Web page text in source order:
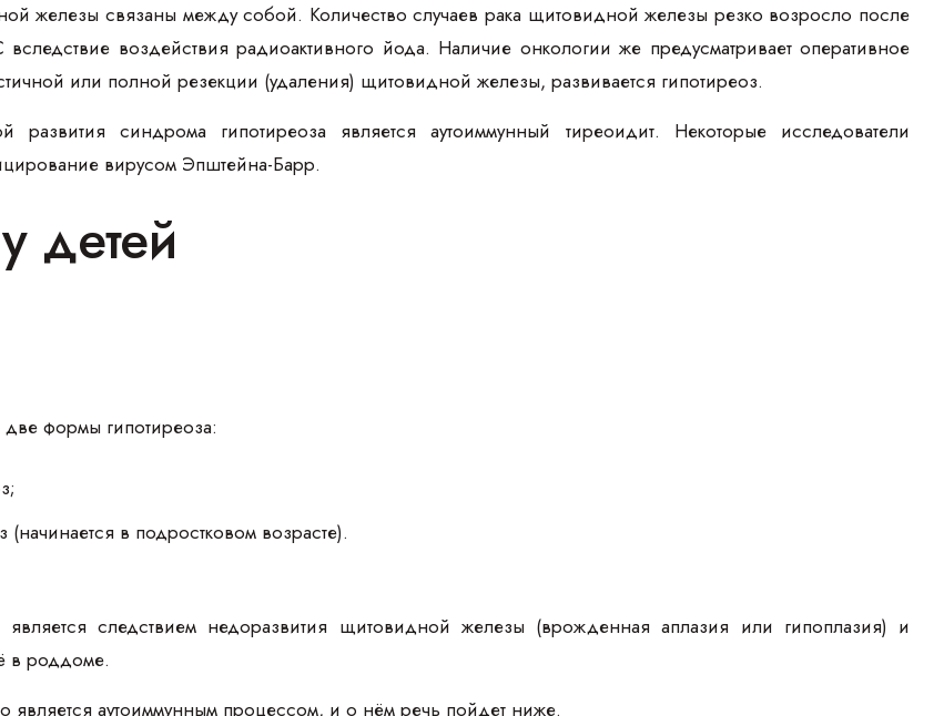
железы связаны между собой. Количество случаев рака щитовидной железы резко возросло после
воздействия радиоактивного йода. Наличие онкологии же предусматривает оперативное
или полной резекции (удаления) щитовидной железы, развивается гипотиреоз.
синдрома гипотиреоза является аутоиммунный тиреоидит. Некоторые исследователи
вирусом Эпштейна-Барр.
детей
формы гипотиреоза:
в подростковом возрасте).
следствием недоразвития щитовидной железы (врожденная аплазия или гипоплазия) и
в роддоме.
аутоиммунным процессом, и о нём речь пойдет ниже.